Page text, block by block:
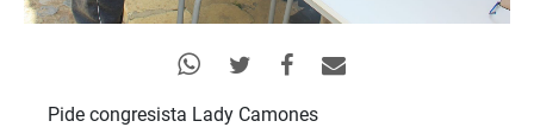
Pide congresista Lady Camones